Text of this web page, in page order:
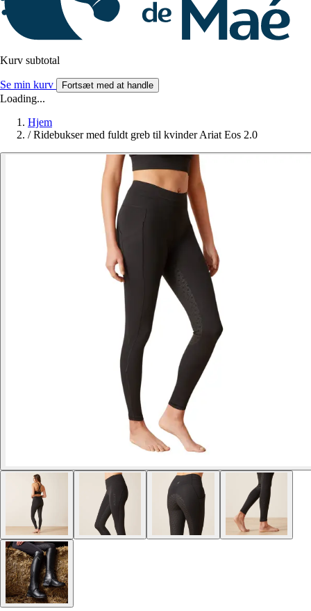
Kurv subtotal
Se min kurv Fortsæt med at handle
Loading...
Hjem
/ Ridebukser med fuldt greb til kvinder Ariat Eos 2.0